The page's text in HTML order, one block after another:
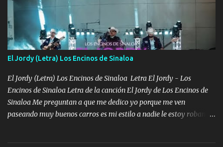
seguiré esperando hasta volvernos a vernos El recuerdo que yo
tengo de mi mente no se va, en mi corazón me llevo lo mismo que
tu papá, a veces me pongo triste porque no puedo mirarte, mas se
que tu me escuchas porque tu eres mi gran ángel, El desespero me
llega para reunirme contigo, tu iluminas mi sendero por siempre
serás mi niño, del amor que yo te tengo es co...
El Jordy (Letra) Los Encinos de Sinaloa
El Jordy (Letra) Los Encinos de Sinaloa Letra El Jordy - Los
Encinos de Sinaloa Letra de la canción El Jordy de Los Encinos de
Sinaloa Me preguntan a que me dedico yo porque me ven
paseando muy buenos carros es mi estilo a nadie le estoy robando